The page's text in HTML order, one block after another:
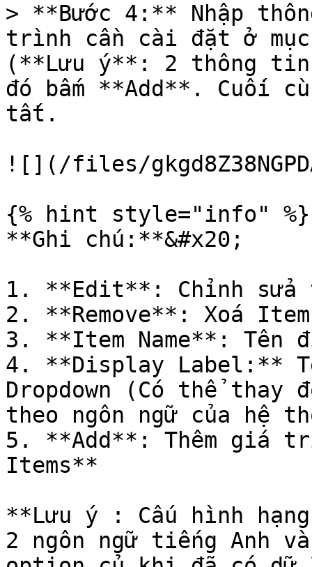
> **Bước 4:** Nhập
trình cần cài đặt ở mục
(**Lưu ý**: 2 thông tin
đó bấm **Add**. Cuối
tất.
![](/files/
{% hint style="info" %}
**Ghi chú:**&#x20;
1. **Edit**: Chỉnh sửa
2. **Remove**: Xoá Item
3. **Item Name**: Tên
4. **Display Label:**
Dropdown (Có thể
theo ngôn ngữ của hệ
5. **Add**: Thêm giá
Items**
**Lưu ý : Cấu hình
2 ngôn ngữ tiếng Anh